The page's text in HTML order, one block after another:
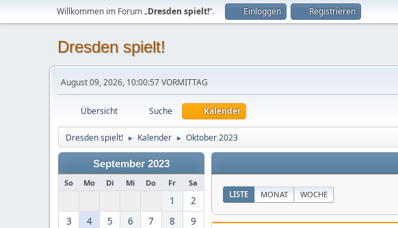
Willkommen im Forum „Dresden spielt!“. Einloggen Registrieren
Dresden spielt!
August 09, 2026, 10:00:57 VORMITTAG
Übersicht Suche Kalender
Dresden spielt! ► Kalender ► Oktober 2023
September 2023
So Mo Di Mi Do Fr Sa
1
2
3
4 5 6 7 8
9
LISTE MONAT WOCHE